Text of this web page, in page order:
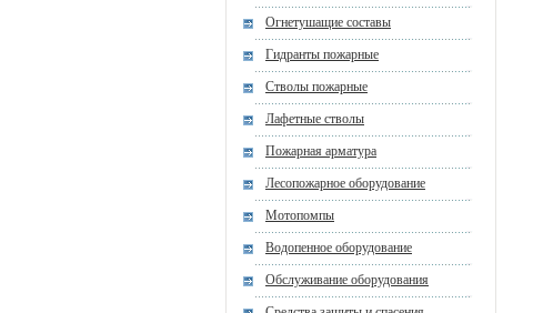
Огнетушащие составы
Гидранты пожарные
Стволы пожарные
Лафетные стволы
Пожарная арматура
Лесопожарное оборудование
Мотопомпы
Водопенное оборудование
Обслуживание оборудования